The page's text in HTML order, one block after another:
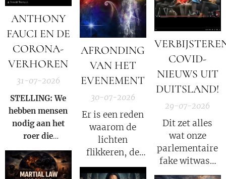
straf?
ANTHONY
FAUCI EN DE
CORONA-
VERHOREN
31-07-2026
STELLING: We
hebben mensen
nodig aan het
roer die
gezamenlijk
voorkomen dat
iemand ooit nog
AFRONDING
VAN HET
EVENEMENT
30-07-2026
Er is een reden
waarom de
lichten
flikkeren, de
satellieten
COVID-
NIEUWS UIT
DUITSLAND!
29-07-2026
Dit zet alles
wat onze
parlementaire
fake witwas-
enquete tot nu